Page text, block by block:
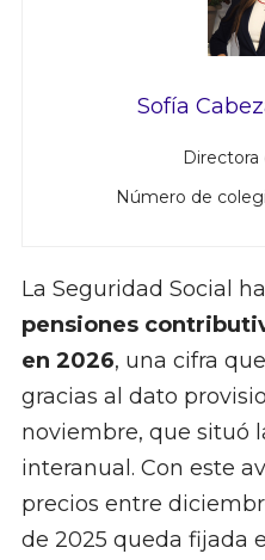
Sofía
Directora
Número de
La Seguridad Social
pensiones
en 2026, una cifra
gracias al dato
noviembre, que situó
interanual. Con este
precios entre
de 2025 queda fijada